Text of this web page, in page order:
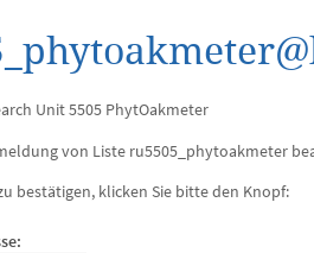
Unit 5505 PhytOakmeter
von Liste ru5505_phytoakmeter
bestätigen, klicken Sie bitte den Knopf: